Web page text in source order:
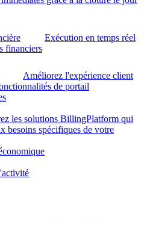
Exécution en temps réel
financiers
Améliorez l'expérience client
de portail
les solutions BillingPlatform qui
besoins spécifiques de votre